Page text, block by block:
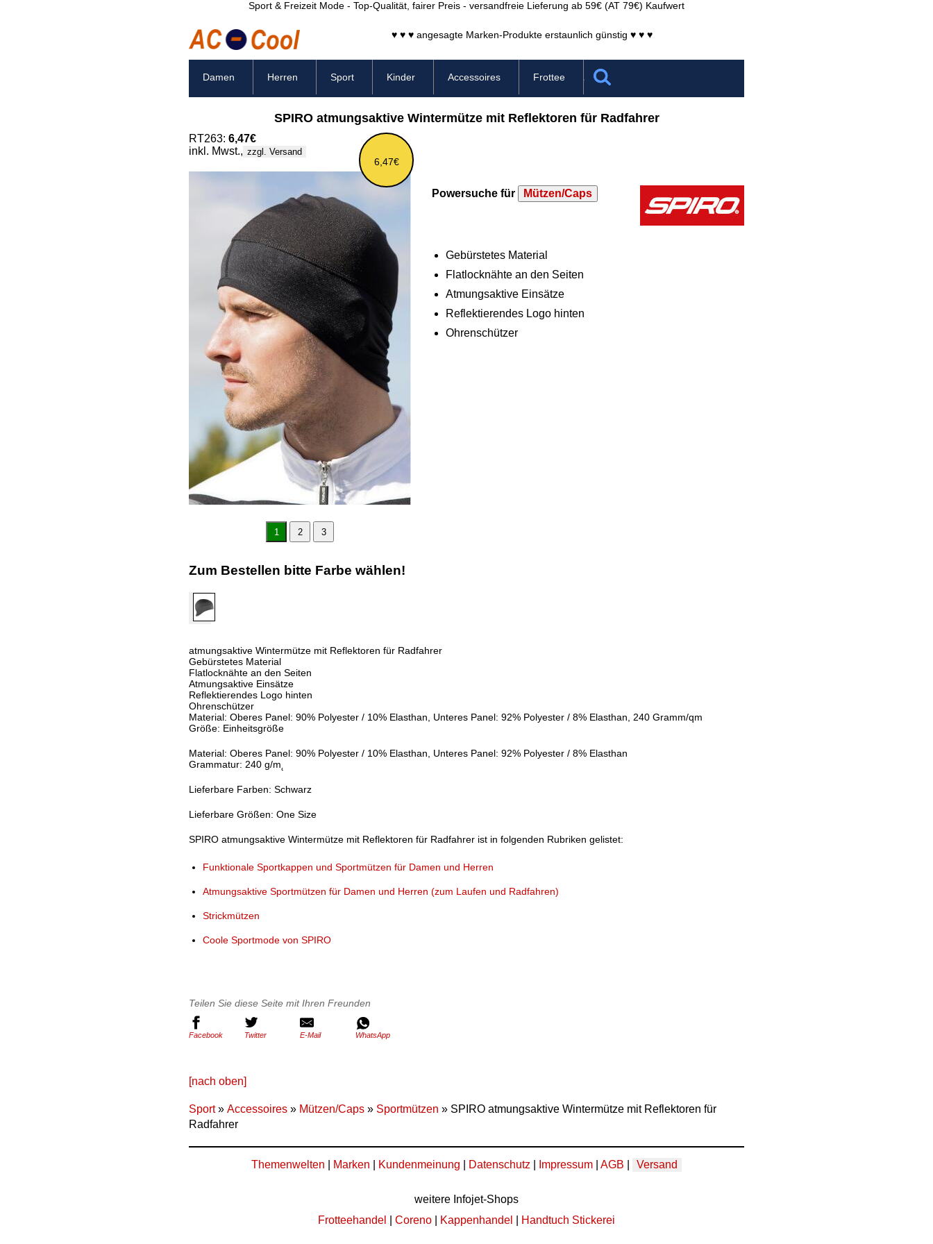
Sport & Freizeit Mode - Top-Qualität, fairer Preis - versandfreie Lieferung ab 59€ (AT 79€) Kaufwert
♥ ♥ ♥ angesagte Marken-Produkte erstaunlich günstig ♥ ♥ ♥
Damen Herren Sport Kinder Accessoires Frottee
SPIRO atmungsaktive Wintermütze mit Reflektoren für Radfahrer
6,47€
RT263: 6,47€
inkl. Mwst., zzgl. Versand
1 2 3
Powersuche für Mützen/Caps
Gebürstetes Material
Flatlocknähte an den Seiten
Atmungsaktive Einsätze
Reflektierendes Logo hinten
Ohrenschützer
Zum Bestellen bitte Farbe wählen!
atmungsaktive Wintermütze mit Reflektoren für Radfahrer
Gebürstetes Material
Flatlocknähte an den Seiten
Atmungsaktive Einsätze
Reflektierendes Logo hinten
Ohrenschützer
Material: Oberes Panel: 90% Polyester / 10% Elasthan, Unteres Panel: 92% Polyester / 8% Elasthan, 240 Gramm/qm
Größe: Einheitsgröße
Material: Oberes Panel: 90% Polyester / 10% Elasthan, Unteres Panel: 92% Polyester / 8% Elasthan
Grammatur: 240 g/m˛
Lieferbare Farben: Schwarz
Lieferbare Größen: One Size
SPIRO atmungsaktive Wintermütze mit Reflektoren für Radfahrer ist in folgenden Rubriken gelistet:
Funktionale Sportkappen und Sportmützen für Damen und Herren
Atmungsaktive Sportmützen für Damen und Herren (zum Laufen und Radfahren)
Strickmützen
Coole Sportmode von SPIRO
Teilen Sie diese Seite mit Ihren Freunden
Facebook Twitter E-Mail WhatsApp
[nach oben]
Sport» Accessoires » Mützen/Caps » Sportmützen » SPIRO atmungsaktive Wintermütze mit Reflektoren für
Radfahrer
Themenwelten Marken Kundenmeinung Datenschutz Impressum AGB Versand
weitere Infojet-Shops
Frotteehandel
Coreno Kappenhandel Handtuch Stickerei